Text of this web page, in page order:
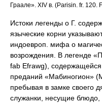
Граале». XIV в. (Parisin. fr. 120.
Истоки легенды о Г.
языческие корни
индоевроп. мифа о
возрождения. В легенде
fab Efrawg), содержащейся
преданий «Мабиногион»
пребывая в замке своего
служанки, несущие блюдо,